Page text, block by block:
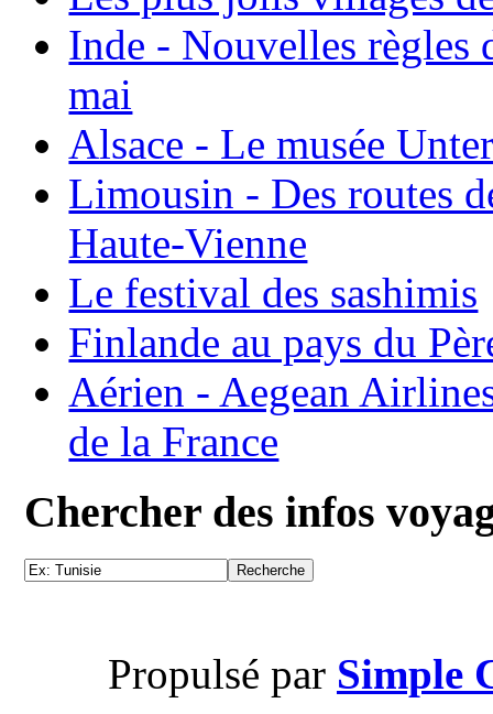
Inde - Nouvelles règles
mai
Alsace - Le musée
Limousin - Des routes
Haute-Vienne
Le festival des sashimis
Finlande au pays du
Aérien - Aegean
de la France
Chercher des infos
Propulsé par Simple